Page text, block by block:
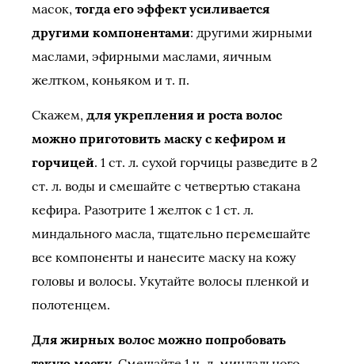
масок, тогда его эффект усиливается
другими компонентами: другими жирными
маслами, эфирными маслами, яичным
желтком, коньяком и т. п.
Скажем, для укрепления и роста волос
можно приготовить маску с кефиром и
горчицей. 1 ст. л. сухой горчицы разведите в 2
ст. л. воды и смешайте с четвертью стакана
кефира. Разотрите 1 желток с 1 ст. л.
миндального масла, тщательно перемешайте
все компоненты и нанесите маску на кожу
головы и волосы. Укутайте волосы пленкой и
полотенцем.
Для жирных волос можно попробовать